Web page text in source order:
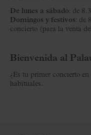
De lunes a sábado: de
Domingos y festivos: de
concierto (para la venta
Bienvenida al
¿Es tu primer concierto en
habituales.